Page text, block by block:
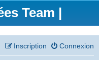
Team |
Connexion
Inscription